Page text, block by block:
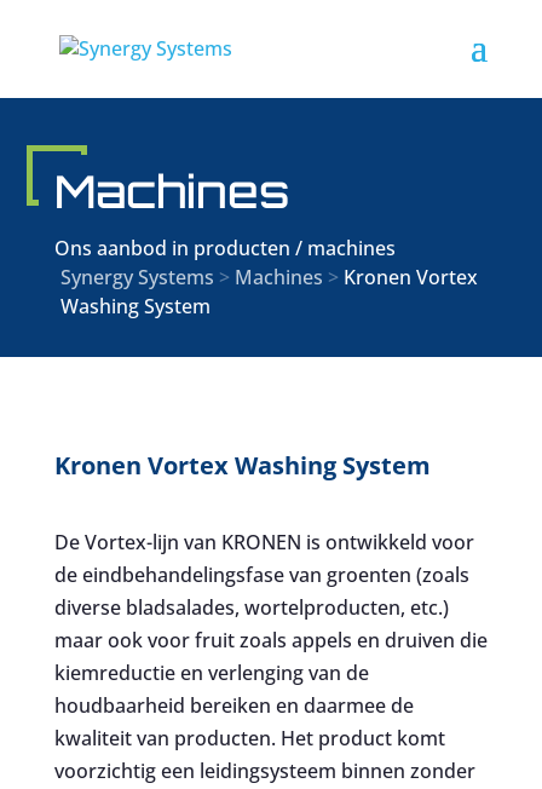
Machines
Ons aanbod in producten / machines
Synergy Systems > Machines > Kronen Vortex
Washing System
Kronen Vortex Washing System
De Vortex-lijn van KRONEN is ontwikkeld voor
de eindbehandelingsfase van groenten (zoals
diverse bladsalades, wortelproducten, etc.)
maar ook voor fruit zoals appels en druiven die
kiemreductie en verlenging van de
houdbaarheid bereiken en daarmee de
kwaliteit van producten. Het product komt
voorzichtig een leidingsysteem binnen zonder